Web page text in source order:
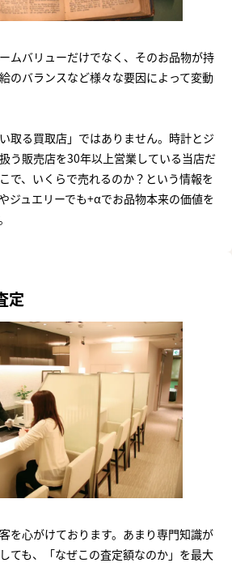
ムバリューだけでなく、そのお品物が持
のバランスなど様々な要因によって変動
取る買取店」ではありません。時計とジ
う販売店を30年以上営業している当店だ
で、いくらで売れるのか？という情報を
ジュエリーでも+αでお品物本来の価値を
定
を心がけております。あまり専門知識が
ても、「なぜこの査定額なのか」を最大